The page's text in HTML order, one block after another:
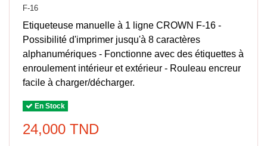
F-16
Etiqueteuse manuelle à 1 ligne CROWN F-16 -
Possibilité d'imprimer jusqu'à 8 caractères
alphanumériques - Fonctionne avec des étiquettes à
enroulement intérieur et extérieur - Rouleau encreur
facile à charger/décharger.
En Stock
24,000 TND